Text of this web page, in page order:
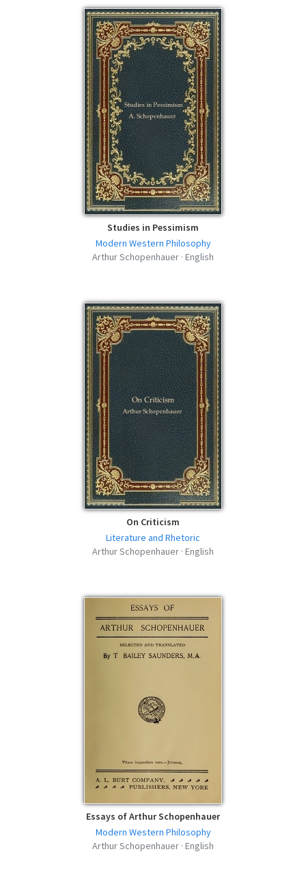
Studies in Pessimism
Modern Western Philosophy
Arthur Schopenhauer · English
On Criticism
Literature and Rhetoric
Arthur Schopenhauer · English
Essays of Arthur Schopenhauer
Modern Western Philosophy
Arthur Schopenhauer · English